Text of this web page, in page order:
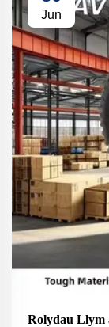
Jun
Rolydau Llym